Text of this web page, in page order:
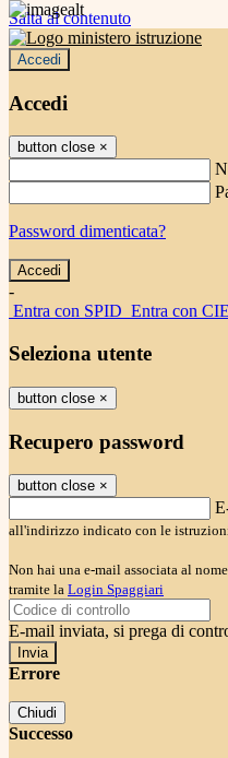
Salta al contenuto
Accedi
Accedi
button close ×
Password dimenticata?
-
Entra con SPID Entra con CIE
Seleziona utente
button close ×
Recupero password
button close ×
all'indirizzo indicato con le
Non hai una e-mail associata al
tramite la Login Spaggiari
E-mail inviata, si prega di
Errore
Chiudi
Successo